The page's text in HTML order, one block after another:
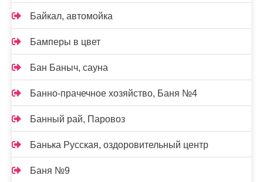
Байкал, автомойка
Бамперы в цвет
Бан Баныч, сауна
Банно-прачечное хозяйство, Баня №4
Банный рай, Паровоз
Банька Русская, оздоровительный центр
Баня №9